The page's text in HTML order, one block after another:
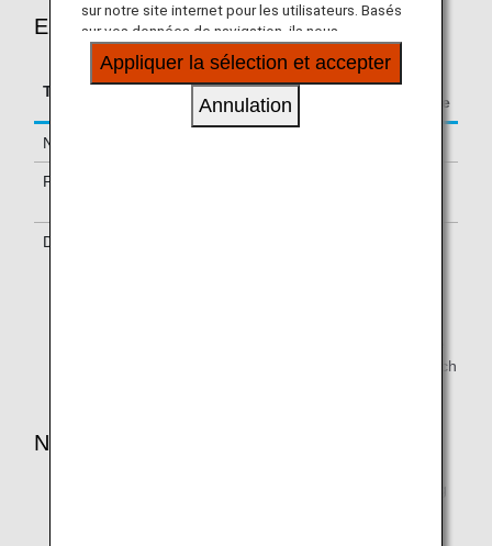
ECONOMY CLASS
Type Booking Class
Accrual Rate for
Basic Sector Mileage
Normal Fares
PEX Fares
Discount Fares
ticket. Tickets reserved under the booking classes which
NOTES:
Partner airlines may change accrual rates and booking
sur notre site internet pour les utilisateurs. Basés
sur vos données de navigation, ils nous
permettent de fournir du contenu qui correspond
à vos intérêts personnels à travers nos sites
Appliquer la sélection et accepter
Annulation